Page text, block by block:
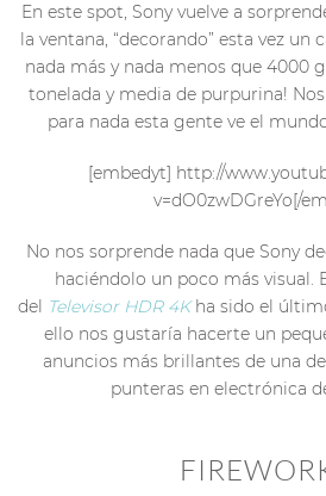
En este spot, Sony vuelve a
la ventana, “decorando” esta vez un
nada más y nada menos que 4000
tonelada y media de purpurina!
para nada esta gente ve el
[embedyt] http://
v=dO0zwDGreYo[/
No nos sorprende nada que Sony
haciéndolo un poco más visual.
del Televisor HDR 4Kha sido el
ello nos gustaría hacerte un
anuncios más brillantes de una
punteras en electrónica